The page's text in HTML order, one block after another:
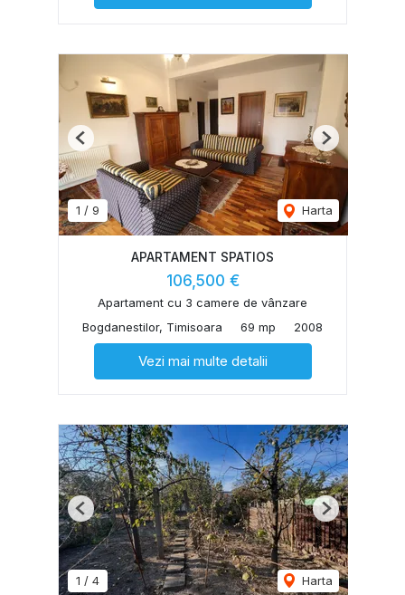
1 / 9 Harta
Previous Next
APARTAMENT SPATIOS
106,500 €
Apartament cu 3 camere de vânzare
Bogdanestilor, Timisoara
69 mp 2008
Vezi mai multe detalii
1 / 4 Harta
Previous Next